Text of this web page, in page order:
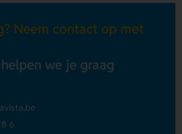
Neem contact op met
we je graag
6